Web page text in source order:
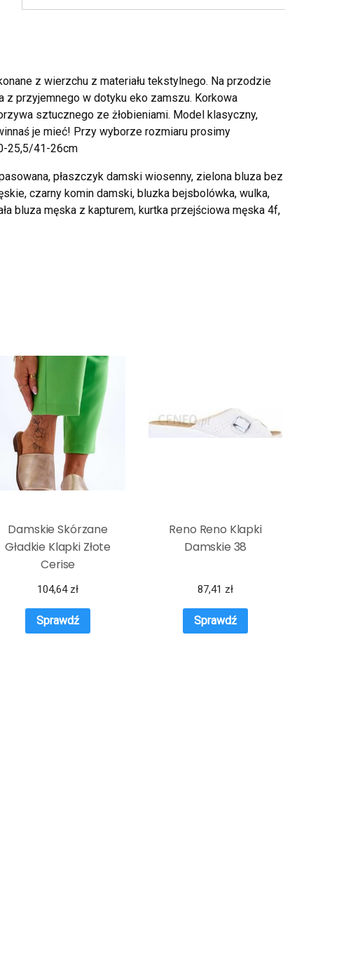
z wierzchu z materiału tekstylnego. Na przodzie
z przyjemnego w dotyku eko zamszu. Korkowa
sztucznego ze żłobieniami. Model klasyczny,
je mieć! Przy wyborze rozmiaru prosimy
25,5/41-26cm
płaszczyk damski wiosenny, zielona bluza bez
czarny komin damski, bluzka bejsbolówka, wulka,
bluza męska z kapturem, kurtka przejściowa męska 4f,
Damskie Skórzane
Gładkie Klapki Złote
Cerise
104,64 zł
Sprawdź
Reno Reno Klapki
Damskie 38
87,41 zł
Sprawdź